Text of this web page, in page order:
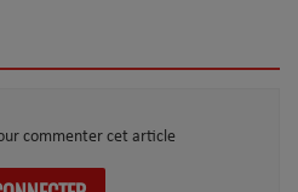
commenter cet article